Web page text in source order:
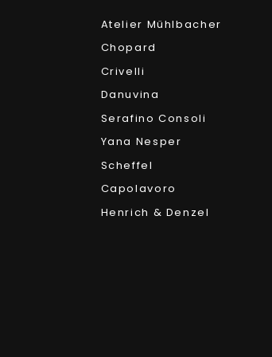
Atelier Mühlbacher
Chopard
Crivelli
Danuvina
Serafino Consoli
Yana Nesper
Scheffel
Capolavoro
Henrich & Denzel